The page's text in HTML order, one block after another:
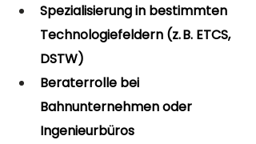
Spezialisierung in bestimmten
Technologiefeldern (z. B. ETCS,
DSTW)
Beraterrolle bei
Bahnunternehmen oder
Ingenieurbüros